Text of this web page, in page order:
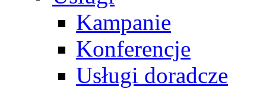
Kampanie
Konferencje
Usługi doradcze